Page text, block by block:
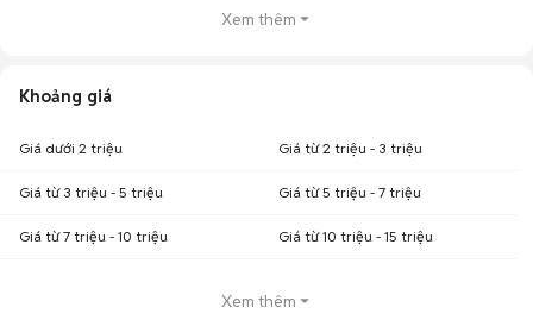
Xem thêm
Khoảng giá
Giá dưới 2 triệu Giá từ 2 triệu - 3 triệu
Giá từ 3 triệu - 5 triệu Giá từ 5 triệu - 7 triệu
Giá từ 7 triệu - 10 triệu Giá từ 10 triệu - 15 triệu
Xem thêm